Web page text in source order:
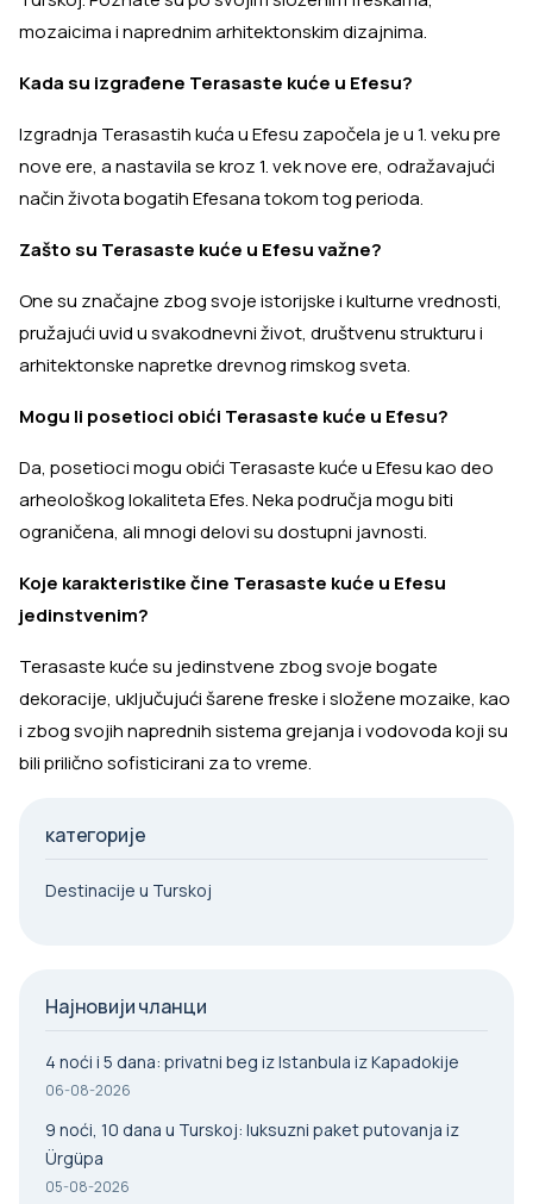
mozaicima i naprednim arhitektonskim dizajnima.
Kada su izgrađene Terasaste kuće u Efesu?
Izgradnja Terasastih kuća u Efesu započela je u 1. veku pre
nove ere, a nastavila se kroz 1. vek nove ere, odražavajući
način života bogatih Efesana tokom tog perioda.
Zašto su Terasaste kuće u Efesu važne?
One su značajne zbog svoje istorijske i kulturne vrednosti,
pružajući uvid u svakodnevni život, društvenu strukturu i
arhitektonske napretke drevnog rimskog sveta.
Mogu li posetioci obići Terasaste kuće u Efesu?
Da, posetioci mogu obići Terasaste kuće u Efesu kao deo
arheološkog lokaliteta Efes. Neka područja mogu biti
ograničena, ali mnogi delovi su dostupni javnosti.
Koje karakteristike čine Terasaste kuće u Efesu
jedinstvenim?
Terasaste kuće su jedinstvene zbog svoje bogate
dekoracije, uključujući šarene freske i složene mozaike, kao
i zbog svojih naprednih sistema grejanja i vodovoda koji su
bili prilično sofisticirani za to vreme.
категорије
Destinacije u Turskoj
Најновији чланци
4 noći i 5 dana: privatni beg iz Istanbula iz Kapadokije
06-08-2026
9 noći, 10 dana u Turskoj: luksuzni paket putovanja iz
Ürgüpa
05-08-2026